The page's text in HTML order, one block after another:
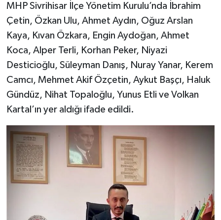
MHP Sivrihisar İlçe Yönetim Kurulu’nda İbrahim
Çetin, Özkan Ulu, Ahmet Aydın, Oğuz Arslan
Kaya, Kıvan Özkara, Engin Aydoğan, Ahmet
Koca, Alper Terli, Korhan Peker, Niyazi
Desticioğlu, Süleyman Danış, Nuray Yanar, Kerem
Camcı, Mehmet Akif Özçetin, Aykut Başçı, Haluk
Gündüz, Nihat Topaloğlu, Yunus Etli ve Volkan
Kartal’ın yer aldığı ifade edildi.